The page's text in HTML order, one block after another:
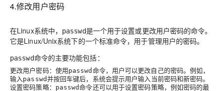
4.修改用户密码
在Linux系统中， passwd是一个用于设置或更改用户密码的命令。
它是Linux/Unix系统下的一个标准命令，用于管理用户的密码。
passwd命令的主要功能包括：
更改用户密码：使用passwd 命令，用户可以更改自己的密码。例如，
输入passwd并按回车键后，系统会提示用户输入当前密码和新密码。
设置密码策略： passwd命令还可以用于设置密码策略，例如密码的最